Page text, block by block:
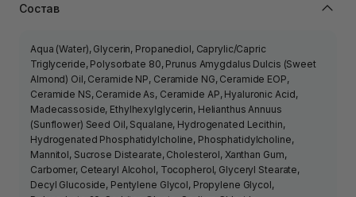
Состав
Aqua (Water), Glycerin, Propanediol, Caprylic/Capric
Triglyceride, Polysorbate 80, Prunus Amygdalus Dulcis (Sweet
Almond) Oil, Ceramide NP, Ceramide NG, Ceramide EOP,
Ceramide NS, Ceramide As, Ceramide AP, Hyaluronic Acid,
Madecassoside, Ethylhexylglycerin, Helianthus Annuus
(Sunflower) Seed Oil, Squalane, Hydrogenated Lecithin,
Hydrogenated Phosphatidylcholine, Phosphatidylcholine,
Mannitol, Sucrose Distearate, Cholesterol, Xanthan Gum,
Carbomer, Cetearyl Alcohol, Tocopherol, Glyceryl Stearate,
Decyl Glucoside, Pentylene Glycol, Propylene Glycol,